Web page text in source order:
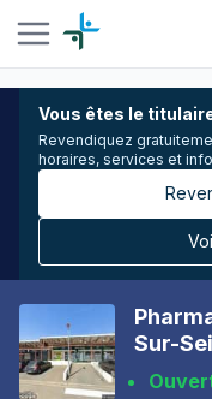
Vous êtes le
Revendiquez
horaires, services et
Sur-